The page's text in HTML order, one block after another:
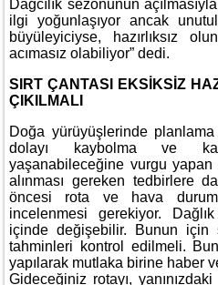
Dağcılık sezonunun
ilgi yoğunlaşıyor ancak
büyüleyiciyse, hazırlıksız
acımasız olabiliyor” dedi.
SIRT ÇANTASI EKSİKSİZ
ÇIKILMALI
Doğa yürüyüşlerinde planlama
dolayı kaybolma ve
yaşanabileceğine vurgu
alınması gereken tedbirlere
öncesi rota ve hava
incelenmesi gerekiyor.
içinde değişebilir. Bunun için
tahminleri kontrol edilmeli.
yapılarak mutlaka birine haber
Gideceğiniz rotayı,